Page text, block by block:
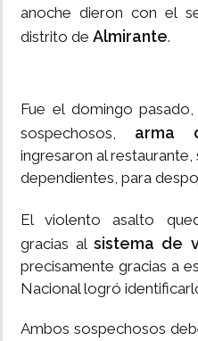
anoche dieron con el
distrito de Almirante.
Fue el domingo
sospechosos, arma
ingresaron al
dependientes, para
El violento asalto
gracias alsistema de
precisamente gracias a
Nacional logró
Ambos sospechosos